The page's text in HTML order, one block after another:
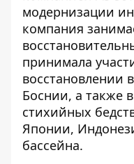
модернизации
компания
принимала
восстановлении
Боснии, а также
стихийных
Японии,
бассейна.